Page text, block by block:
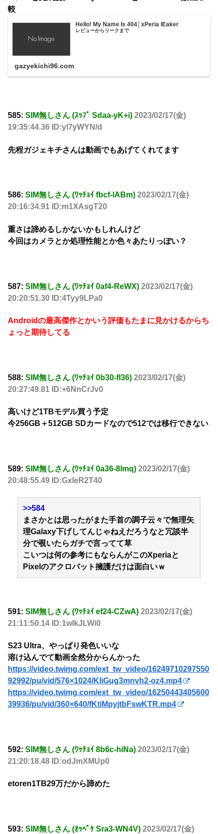
較
Hello! My Name Is 404│xPeria lEaker
レビューからリークまで
gazyekichi96.com
585: SIM無しさん (ｽｯﾌﾟ Sdaa-yK+i) 2023/02/17(金)
19:35:44.36 ID:yl7yWYN/d
先程ガジェキチさんは動画でもあげてくれてます
586: SIM無しさん (ﾜｯﾁｮｲ fbcf-lABm) 2023/02/17(金)
20:16:34.91 ID:m1XAsgT20
重さは諦めるしかないかもしれんけど
今回はカメラとか処理性能とか色々あたりっぽい？
587: SIM無しさん (ﾜｯﾁｮｲ 0af4-ReWX) 2023/02/17(金)
20:20:51.30 ID:4Tyy9LPa0
Androidの最高傑作とかいう評価もたまに見かけるからち
ょっと期待してる
588: SIM無しさん (ﾜｯﾁｮｲ 0b30-fl36) 2023/02/17(金)
20:27:49.81 ID:+6NnCrJv0
高いけど1TBモデル買う予定
今256GB＋512GB SDカードなので512では移行できない
589: SIM無しさん (ﾜｯﾁｮｲ 0a36-8lmq) 2023/02/17(金)
20:48:55.49 ID:GxIeR2T40
>>584
まさかとは思ったがまた手首の調子云々で無理矢
理Galaxy下げしてんじゃねえだろうなと冗談半
分で覗いたらガチで言ってて草
こいつは何の参考にもならんがこのXperiaと
Pixelのアクロバット擁護だけは面白いｗ
591: SIM無しさん (ﾜｯﾁｮｲ ef24-CZwA) 2023/02/17(金)
21:11:50.14 ID:1wlkJLWi0
S23 Ultra、やっぱり発色いいな
溶け込んでて動画全然分からんかった
https://video.twimg.com/ext_tw_video/16249710297550
92992/pu/vid/576×1024/KliGug3mnvh2-oz4.mp4
https://video.twimg.com/ext_tw_video/16250443405600
39936/pu/vid/360×640/fKtiMpyjtbFswKTR.mp4
592: SIM無しさん (ﾜｯﾁｮｲ 8b6c-hiNa) 2023/02/17(金)
21:20:18.48 ID:odJmXMUp0
etoren1TB29万だから諦めた
593: SIM無しさん (ｵｯﾍﾟｹ Sra3-WN4V) 2023/02/17(金)